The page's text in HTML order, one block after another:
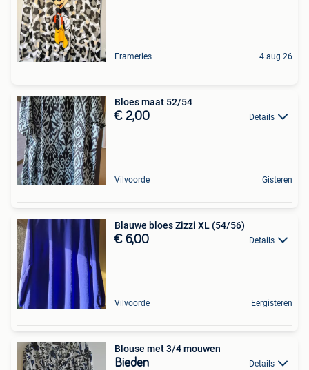
Frameries 4 aug 26
Bloes maat 52/54
€ 2,00 Details
Vilvoorde Gisteren
Blauwe bloes Zizzi XL (54/56)
€ 6,00 Details
Vilvoorde Eergisteren
Blouse met 3/4 mouwen
Bieden Details